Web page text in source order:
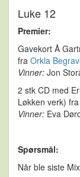
Luke 12
Premier:
Gavekort Å
fra Orkla
Vinner: Jon
2 stk CD med
Løkken verk) fra
Vinner: Eva
Spørsmål:
Når ble siste